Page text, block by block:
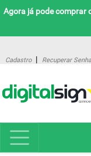
Agora já pode comprar
Cadastro | Recuperar Senha